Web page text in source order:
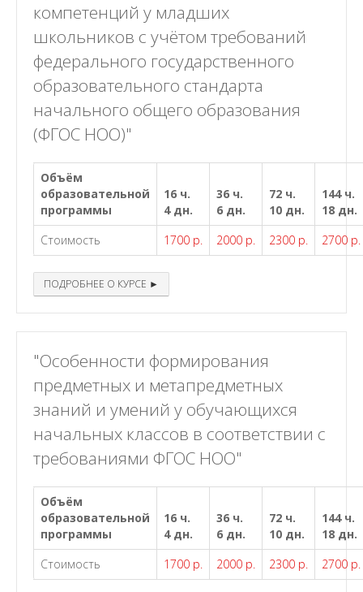
компетенций у младших
школьников с учётом требований
федерального государственного
образовательного стандарта
начального общего образования
(ФГОС НОО)"
Объём
образовательной
программы
16 ч.
4 дн.
36 ч.
6 дн.
72 ч.
10 дн.
144 ч.
18 дн.
Стоимость
1700 р. 2000 р. 2300 р. 2700 р.
ПОДРОБНЕЕ О КУРСЕ ►
"Особенности формирования
предметных и метапредметных
знаний и умений у обучающихся
начальных классов в соответствии с
требованиями ФГОС НОО"
Объём
образовательной
программы
16 ч.
4 дн.
36 ч.
6 дн.
72 ч.
10 дн.
144 ч.
18 дн.
Стоимость
1700 р. 2000 р. 2300 р. 2700 р.